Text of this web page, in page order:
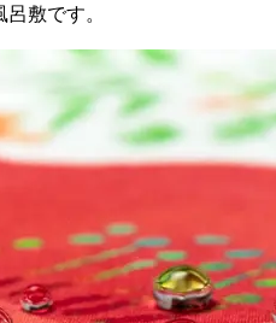
敷です。